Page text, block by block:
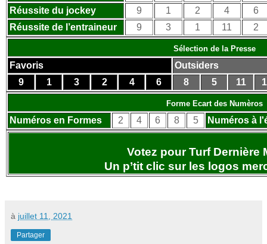
Réussite du jockey
9 1 2 4
6
Réussite de l’entraineur
9 3 1 11 2
Sélection de la Presse
Favoris
Outsiders
9
1 3 2 4 6 8 5 11
Forme Ecart des Numèros
Numéros en Formes 2 4 6 8 5 Numéros à
Votez pour Turf Dernière
Un p’tit clic sur les logos
à juillet 11, 2021
Partager